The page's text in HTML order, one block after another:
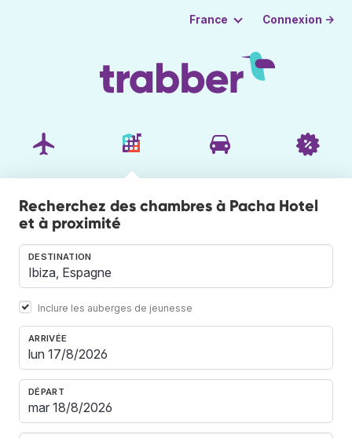
France Connexion →
Recherchez des chambres à Pacha Hotel
et à proximité
DESTINATION
Inclure les auberges de jeunesse
ARRIVÉE
DÉPART